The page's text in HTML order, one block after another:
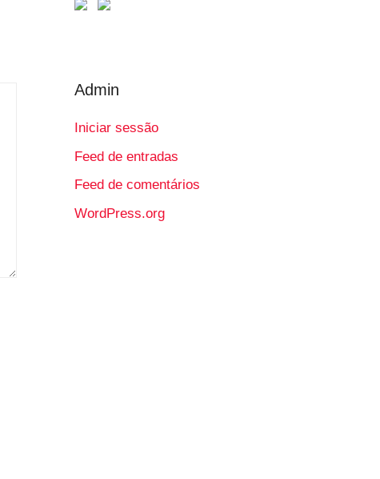
Admin
Iniciar sessão
Feed de entradas
Feed de comentários
WordPress.org